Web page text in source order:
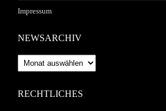
Impressum
NEWSARCHIV
Newsarchiv
RECHTLICHES